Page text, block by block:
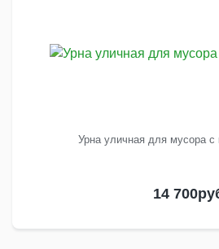
Урна уличная для мусора
14 700